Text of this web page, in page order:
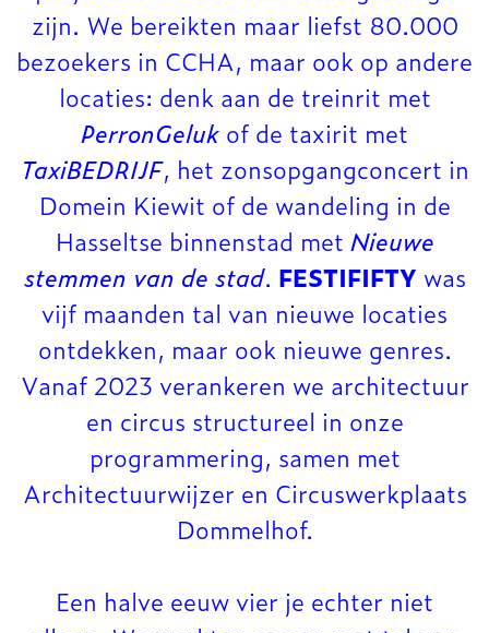
zijn. We bereikten maar liefst 80.000
bezoekers in CCHA, maar ook op andere
locaties: denk aan de treinrit met
PerronGeluk of de taxirit met
TaxiBEDRIJF, het zonsopgangconcert in
Domein Kiewit of de wandeling in de
Hasseltse binnenstad met Nieuwe
stemmen van de stad. FESTIFIFTY was
vijf maanden tal van nieuwe locaties
ontdekken, maar ook nieuwe genres.
Vanaf 2023 verankeren we architectuur
en circus structureel in onze
programmering, samen met
Architectuurwijzer en Circuswerkplaats
Dommelhof.
Een halve eeuw vier je echter niet